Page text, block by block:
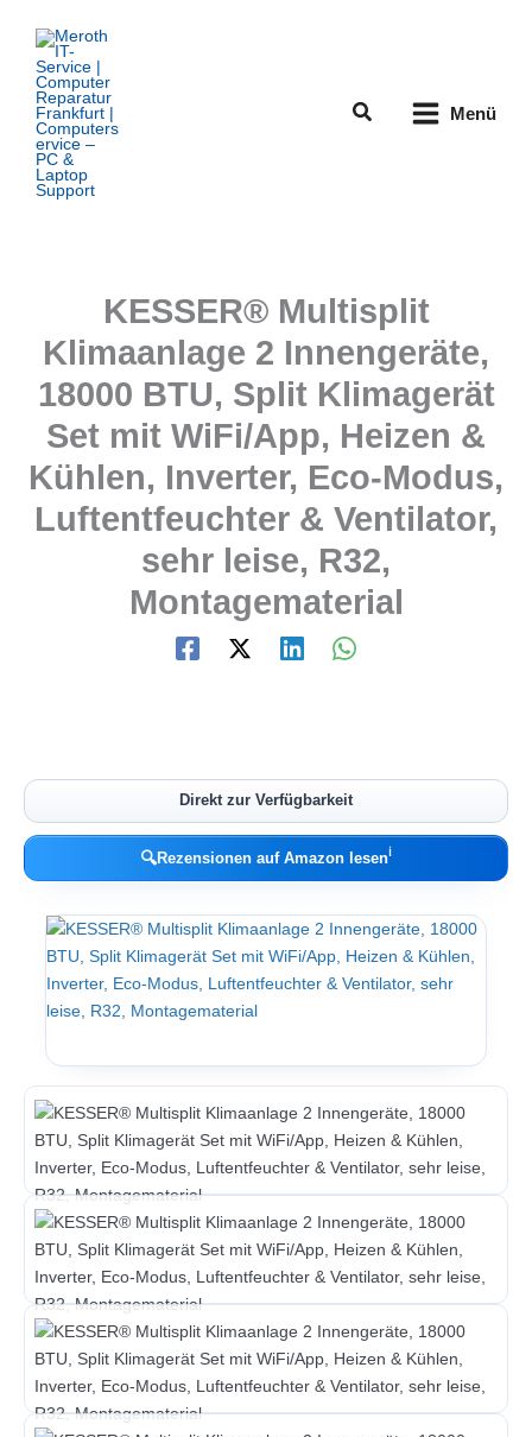
Inhalt
springen
Suchen Menü
KESSER® Multisplit
Klimaanlage 2 Innengeräte,
18000 BTU, Split Klimagerät
Set mit WiFi/App, Heizen &
Kühlen, Inverter, Eco-Modus,
Luftentfeuchter & Ventilator,
sehr leise, R32,
Montagematerial
Direkt zur Verfügbarkeit
🔍Rezensionen auf Amazon lesenℹ︎